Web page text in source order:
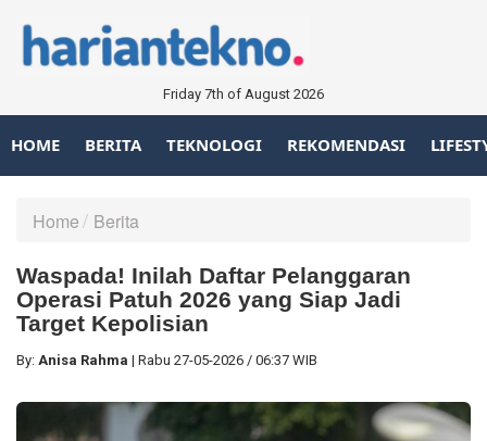
Friday 7th of August 2026
HOME BERITA TEKNOLOGI REKOMENDASI
Home Berita
Waspada! Inilah Daftar Pelanggaran
Operasi Patuh 2026 yang Siap Jadi
Target Kepolisian
By: Anisa Rahma | Rabu 27-05-2026 / 06:37 WIB